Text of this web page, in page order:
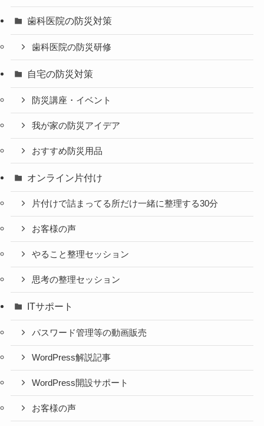
歯科医院の防災対策
歯科医院の防災研修
自宅の防災対策
防災講座・イベント
我が家の防災アイデア
おすすめ防災用品
オンライン片付け
片付けで詰まってる所だけ一緒に整理する30分
お客様の声
やること整理セッション
思考の整理セッション
ITサポート
パスワード管理等の動画販売
WordPress解説記事
WordPress開設サポート
お客様の声